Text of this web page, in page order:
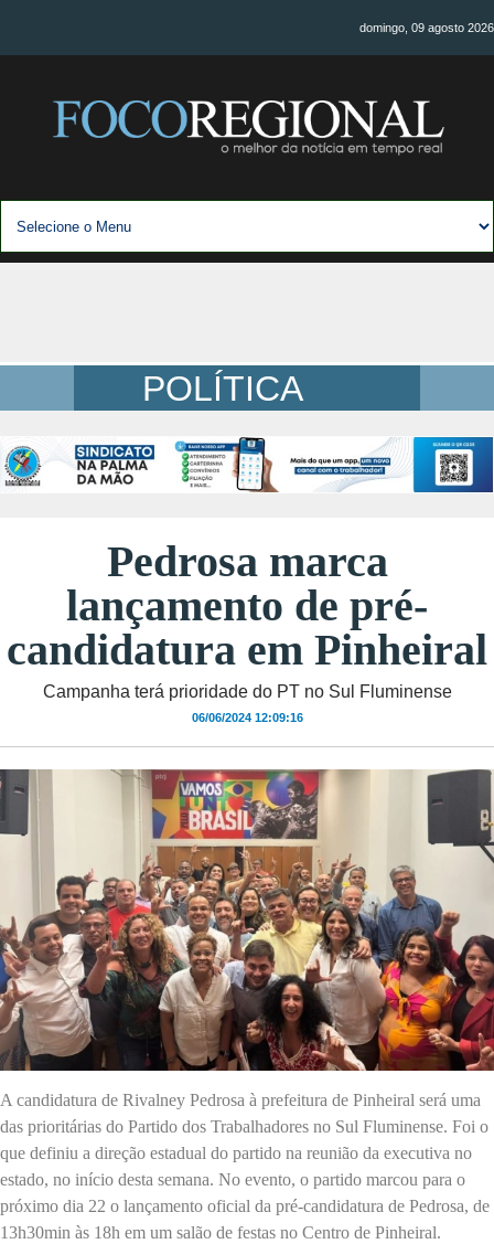
domingo, 09 agosto 2026
POLÍTICA
Pedrosa marca
lançamento de pré-
candidatura em Pinheiral
Campanha terá prioridade do PT no Sul Fluminense
06/06/2024 12:09:16
A candidatura de Rivalney Pedrosa à prefeitura de Pinheiral será uma
das prioritárias do Partido dos Trabalhadores no Sul Fluminense. Foi o
que definiu a direção estadual do partido na reunião da executiva no
estado, no início desta semana. No evento, o partido marcou para o
próximo dia 22 o lançamento oficial da pré-candidatura de Pedrosa, de
13h30min às 18h em um salão de festas no Centro de Pinheiral.